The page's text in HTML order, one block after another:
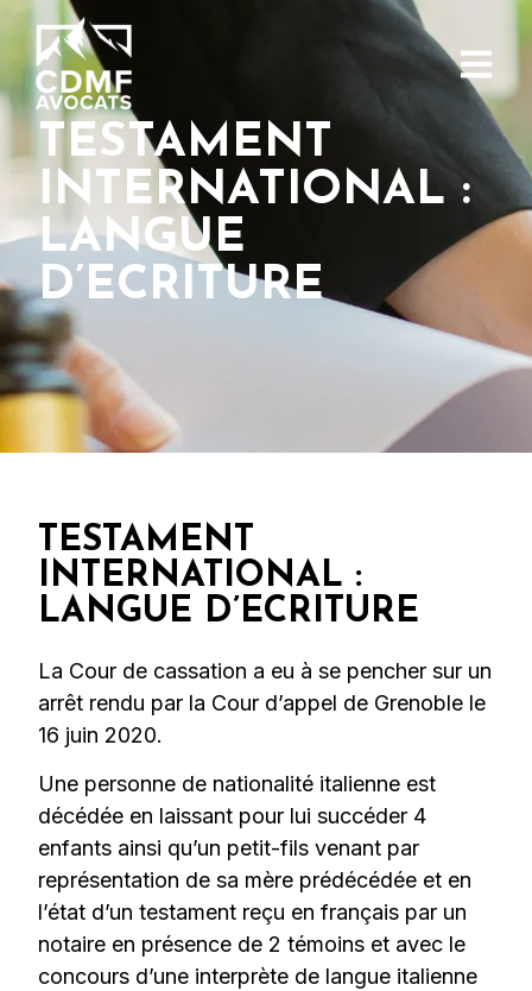
TESTAMENT
INTERNATIONAL :
LANGUE
D’ECRITURE
TESTAMENT
INTERNATIONAL :
LANGUE D’ECRITURE
La Cour de cassation a eu à se pencher sur un
arrêt rendu par la Cour d’appel de Grenoble le
16 juin 2020.
Une personne de nationalité italienne est
décédée en laissant pour lui succéder 4
enfants ainsi qu’un petit-fils venant par
représentation de sa mère prédécédée et en
l’état d’un testament reçu en français par un
notaire en présence de 2 témoins et avec le
concours d’une interprète de langue italienne